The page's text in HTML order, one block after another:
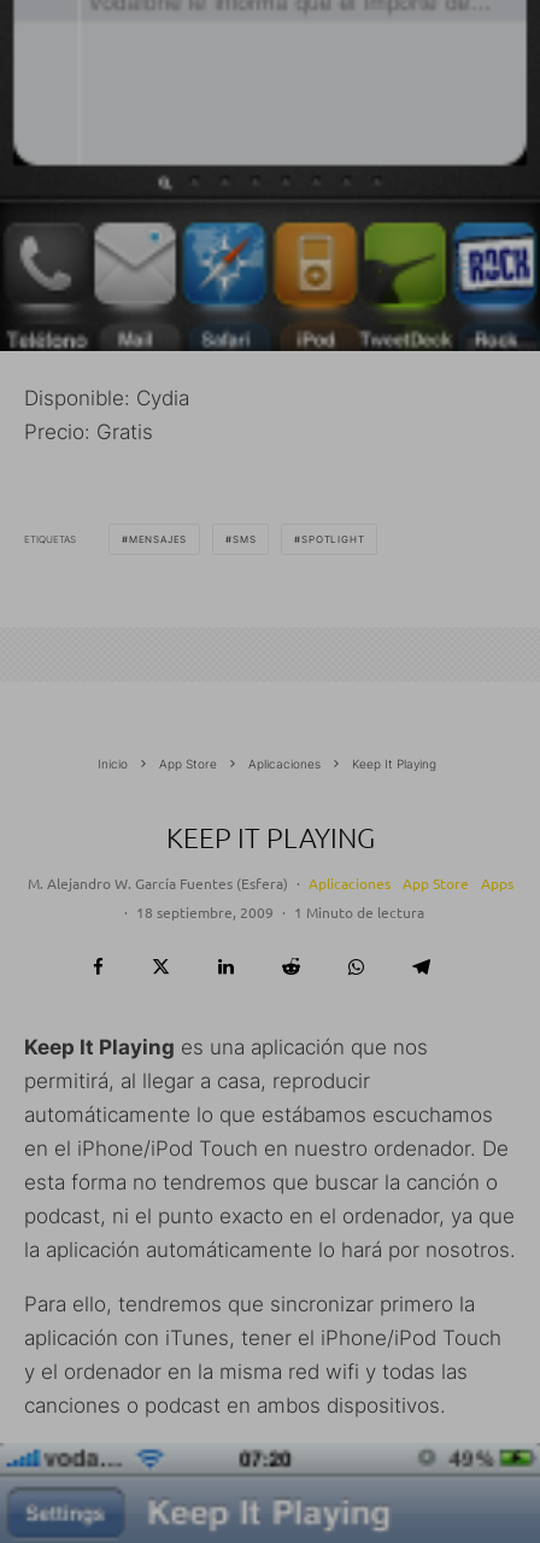
Disponible: Cydia
Precio: Gratis
ETIQUETAS MENSAJES SMS SPOTLIGHT
Inicio App Store Aplicaciones Keep It Playing
KEEP IT PLAYING
M. Alejandro W. García Fuentes (Esfera) · Aplicaciones App Store
Apps
· 18 septiembre, 2009 · 1 Minuto de lectura
Keep It Playing es una aplicación que nos
permitirá, al llegar a casa, reproducir
automáticamente lo que estábamos escuchamos
en el iPhone/iPod Touch en nuestro ordenador. De
esta forma no tendremos que buscar la canción o
podcast, ni el punto exacto en el ordenador, ya que
la aplicación automáticamente lo hará por nosotros.
Para ello, tendremos que sincronizar primero la
aplicación con iTunes, tener el iPhone/iPod Touch
y el ordenador en la misma red wifi y todas las
canciones o podcast en ambos dispositivos.